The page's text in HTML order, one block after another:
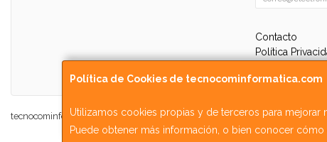
Política de Cookies de tecnocominformatica.com
Utilizamos cookies propias y de terceros para mejorar
Puede obtener más información, o bien conocer
Contacto
Política
tecnocominformatica.com © 2026